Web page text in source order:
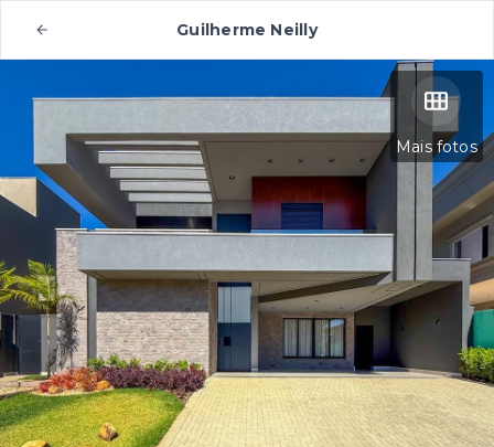
Guilherme Neilly
Mais fotos